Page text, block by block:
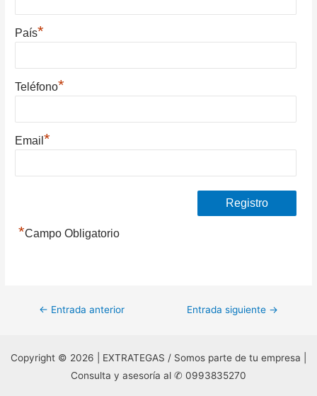
País*
Teléfono*
Email*
*Campo Obligatorio
Navegación
entradas
← Entrada anterior Entrada siguiente →
Copyright © 2026 | EXTRATEGAS / Somos parte de tu empresa |
Consulta y asesoría al ✆ 0993835270